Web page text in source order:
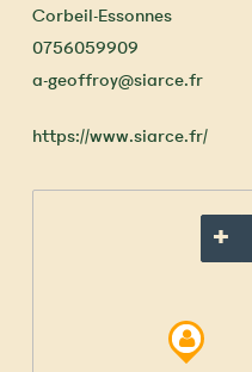
Corbeil-Essonnes
0756059909
a-geoffroy@siarce.fr
https://www.siarce.fr/